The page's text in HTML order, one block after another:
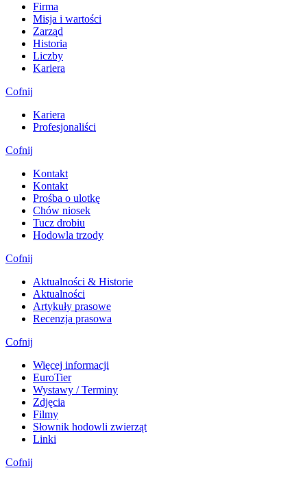
Firma
Misja i wartości
Zarząd
Historia
Liczby
Kariera
Cofnij
Kariera
Profesjonaliści
Cofnij
Kontakt
Kontakt
Prośba o ulotkę
Chów niosek
Tucz drobiu
Hodowla trzody
Cofnij
Aktualności & Historie
Aktualności
Artykuły prasowe
Recenzja prasowa
Cofnij
Więcej informacji
EuroTier
Wystawy / Terminy
Zdjęcia
Filmy
Słownik hodowli zwierząt
Linki
Cofnij